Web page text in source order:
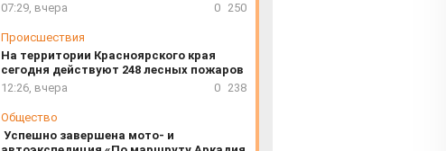
07:29, вчера
0 250
Происшествия
На территории Красноярского края
сегодня действуют 248 лесных пожаров
12:26, вчера
0 238
Общество
Успешно завершена мото- и